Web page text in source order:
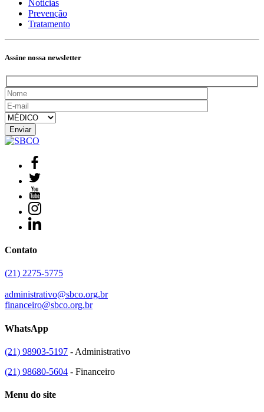
Notícias
Prevenção
Tratamento
Assine nossa newsletter
Contato
(21) 2275-5775
administrativo@sbco.org.br
financeiro@sbco.org.br
WhatsApp
(21) 98903-5197 - Administrativo
(21) 98680-5604 - Financeiro
Menu do site